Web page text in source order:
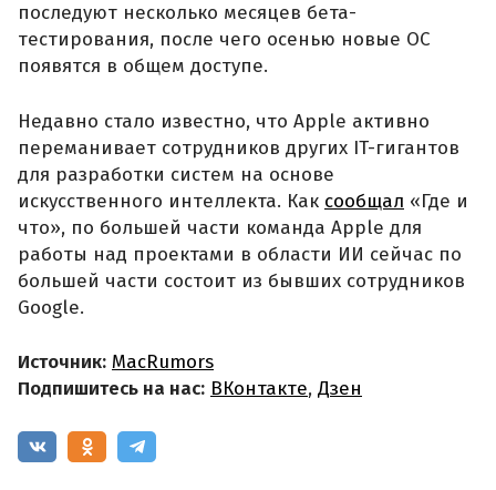
последуют несколько месяцев бета-
тестирования, после чего осенью новые ОС
появятся в общем доступе.
Недавно стало известно, что Apple активно
переманивает сотрудников других IT-гигантов
для разработки систем на основе
искусственного интеллекта. Как сообщал «Где и
что», по большей части команда Apple для
работы над проектами в области ИИ сейчас по
большей части состоит из бывших сотрудников
Google.
Источник: MacRumors
Подпишитесь на нас: ВКонтакте, Дзен